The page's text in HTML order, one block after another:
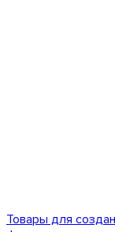
Товары для